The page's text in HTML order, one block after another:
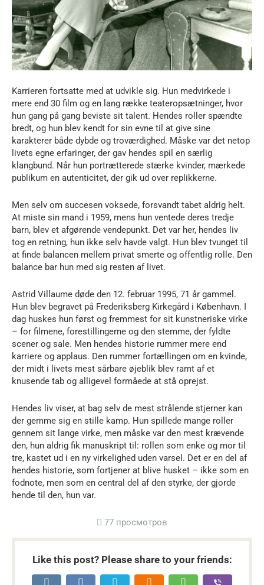
Karrieren fortsatte med at udvikle sig. Hun medvirkede i
mere end 30 film og en lang række teateropsætninger, hvor
hun gang på gang beviste sit talent. Hendes roller spændte
bredt, og hun blev kendt for sin evne til at give sine
karakterer både dybde og troværdighed. Måske var det netop
livets egne erfaringer, der gav hendes spil en særlig
klangbund. Når hun portrætterede stærke kvinder, mærkede
publikum en autenticitet, der gik ud over replikkerne.
Men selv om succesen voksede, forsvandt tabet aldrig helt.
At miste sin mand i 1959, mens hun ventede deres tredje
barn, blev et afgørende vendepunkt. Det var her, hendes liv
tog en retning, hun ikke selv havde valgt. Hun blev tvunget til
at finde balancen mellem privat smerte og offentlig rolle. Den
balance bar hun med sig resten af livet.
Astrid Villaume døde den 12. februar 1995, 71 år gammel.
Hun blev begravet på Frederiksberg Kirkegård i København. I
dag huskes hun først og fremmest for sit kunstneriske virke
– for filmene, forestillingerne og den stemme, der fyldte
scener og sale. Men hendes historie rummer mere end
karriere og applaus. Den rummer fortællingen om en kvinde,
der midt i livets mest sårbare øjeblik blev ramt af et
knusende tab og alligevel formåede at stå oprejst.
Hendes liv viser, at bag selv de mest strålende stjerner kan
der gemme sig en stille kamp. Hun spillede mange roller
gennem sit lange virke, men måske var den mest krævende
den, hun aldrig fik manuskript til: rollen som enke og mor til
tre, kastet ud i en ny virkelighed uden varsel. Det er en del af
hendes historie, som fortjener at blive husket – ikke som en
fodnote, men som en central del af den styrke, der gjorde
hende til den, hun var.
77 просмотров
Like this post? Please share to your friends: